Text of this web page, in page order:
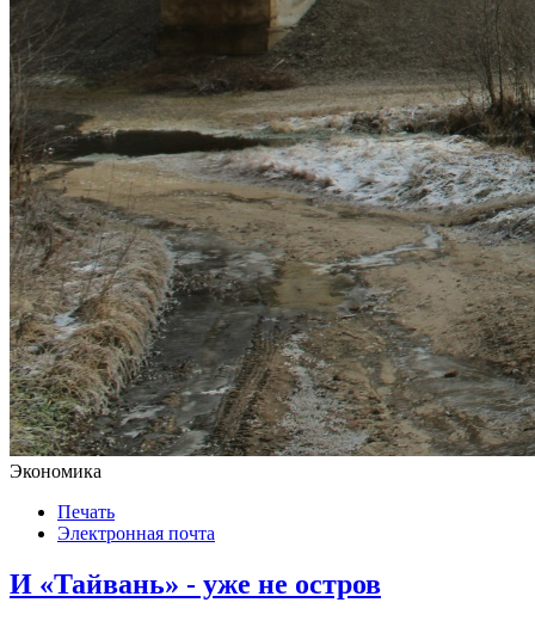
Экономика
Печать
Электронная почта
И «Тайвань» - уже не остров